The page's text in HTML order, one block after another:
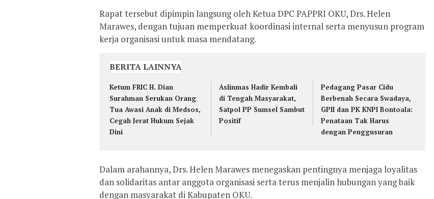
Rapat tersebut dipimpin langsung oleh Ketua DPC PAPPRI OKU, Drs. Helen
Marawes, dengan tujuan memperkuat koordinasi internal serta menyusun program
kerja organisasi untuk masa mendatang.
BERITA LAINNYA
Ketum FRIC H. Dian
Surahman Serukan Orang
Tua Awasi Anak di Medsos,
Cegah Jerat Hukum Sejak
Dini
Aslinmas Hadir Kembali
di Tengah Masyarakat,
Satpol PP Sumsel Sambut
Positif
Pedagang Pasar Cidu
Berbenah Secara Swadaya,
GPII dan PK KNPI Bontoala:
Penataan Tak Harus
dengan Penggusuran
Dalam arahannya, Drs. Helen Marawes menegaskan pentingnya menjaga loyalitas
dan solidaritas antar anggota organisasi serta terus menjalin hubungan yang baik
dengan masyarakat di Kabupaten OKU.